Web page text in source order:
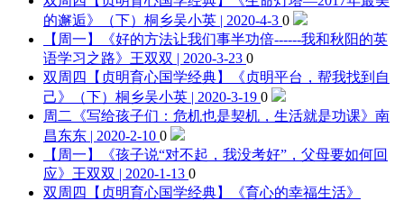
的邂逅》（下） 桐乡吴小英 | 2020-4-3 0
【周一】《好的方法让我们事半功倍------我和秋阳的英
语学习之路》 王双双 | 2020-3-23 0
双周四【贞明育心国学经典】《贞明平台，帮我找到自
己》（下） 桐乡吴小英 | 2020-3-19 0
周二《写给孩子们：危机也是契机，生活就是功课》 南
昌东东 | 2020-2-10 0
【周一】《孩子说“对不起，我没考好”，父母要如何回
应》 王双双 | 2020-1-13 0
双周四【贞明育心国学经典】《育心的幸福生活》